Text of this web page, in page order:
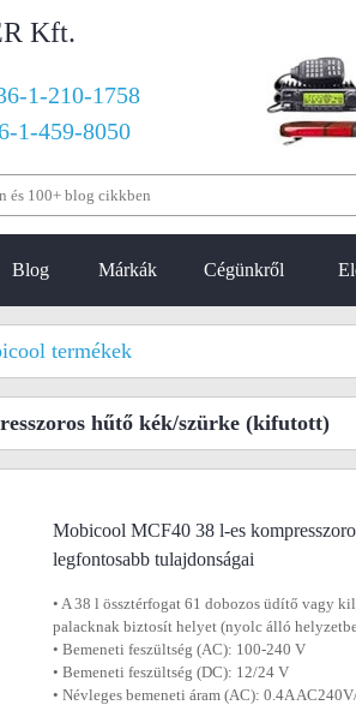
Kft.
1-210-1758
1-459-8050
Blog Márkák Cégünkről
termékek
hűtő kék/szürke (kifutott)
Mobicool MCF40 38 l-es
legfontosabb tulajdonságai
• A 38 l össztérfogat 61 dobozos üdítő vagy
palacknak ​​biztosít helyet (nyolc álló
• Bemeneti feszültség (AC): 100-240 V
• Bemeneti feszültség (DC): 12/24 V
• Névleges bemeneti áram (AC): 0.4A